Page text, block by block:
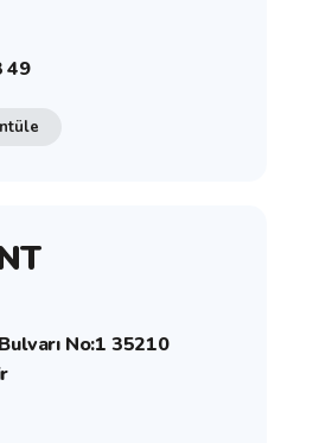
49
No:1 35210